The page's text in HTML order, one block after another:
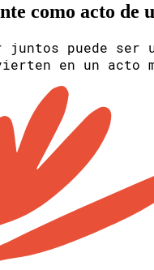
como acto de
puede
en un acto